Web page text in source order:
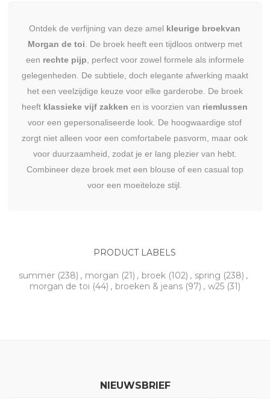
Ontdek de verfijning van deze amel kleurige broekvan
Morgan de toi . De broek heeft een tijdloos ontwerp met
een rechte pijp , perfect voor zowel formele als informele
gelegenheden. De subtiele, doch elegante afwerking maakt
het een veelzijdige keuze voor elke garderobe. De broek
heeft klassieke vijf zakken en is voorzien van riemlussen
voor een gepersonaliseerde look. De hoogwaardige stof
zorgt niet alleen voor een comfortabele pasvorm, maar ook
voor duurzaamheid, zodat je er lang plezier van hebt.
Combineer deze broek met een blouse of een casual top
voor een moeiteloze stijl.
PRODUCT LABELS
summer (238) , morgan (21) , broek (102) , spring (238) ,
morgan de toi (44) , broeken & jeans (97) , w25 (31)
NIEUWSBRIEF